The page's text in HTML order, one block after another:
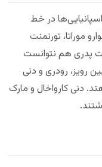
در خط
موراتا، تورنمنت
پدری هم نتوانست
رویز، رودری و دنی
دنی کارواخال و مارک